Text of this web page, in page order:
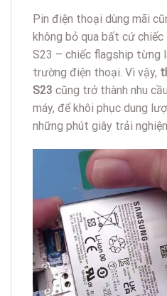
Pin điện thoại dùng mãi
không bỏ qua bất cứ chiếc
S23 – chiếc flagship từng
trường điện thoại. Vì vậy,
S23 cũng trở thành nhu
máy, để khôi phục dung
những phút giây trải